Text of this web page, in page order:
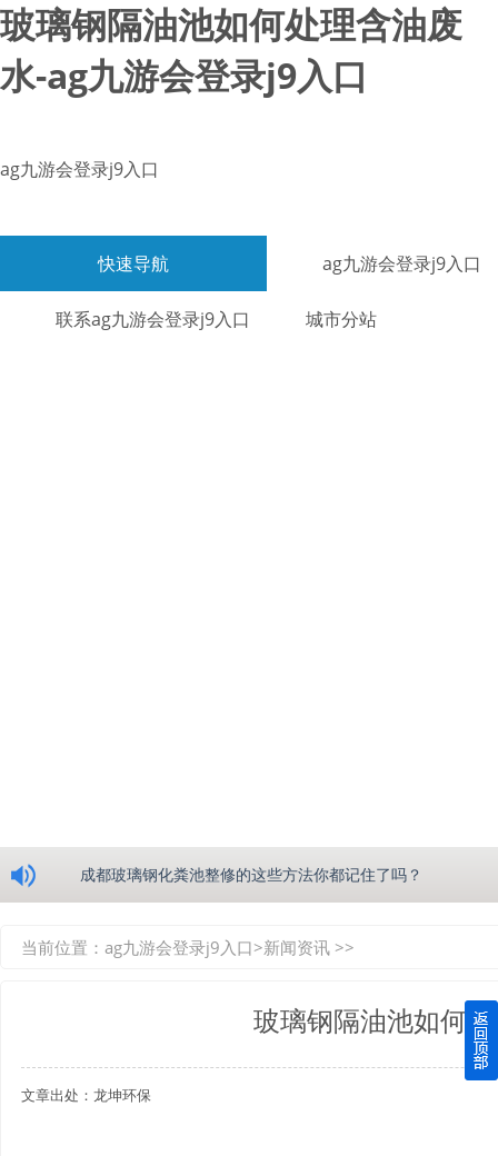
玻璃钢隔油池如何处理含油废
水-ag九游会登录j9入口
ag九游会登录j9入口
快速导航 ag九游会登录j9入口
联系ag九游会登录j9入口 城市分站
成都玻璃钢化粪池整修的这些方法你都记住了吗？
四川玻璃钢化粪池逐渐取代传统玻璃钢化粪池的这几点原因
关于重庆玻璃钢化粪池的这些基础知识你都记住了吗？
当前位置： ag九游会登录j9入口>新闻资讯 >>
玻璃钢隔油池如何
文章出处：龙坤环保